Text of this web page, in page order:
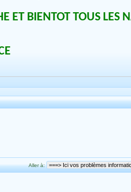
ET BIENTOT TOUS LES
Aller à: